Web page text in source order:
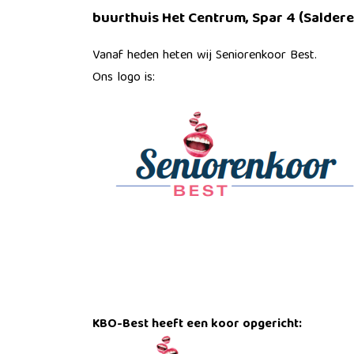
buurthuis Het Centrum, Spar 4
Vanaf heden heten wij Seniorenkoor Best.
Ons logo is:
KBO-Best heeft een koor opgericht: